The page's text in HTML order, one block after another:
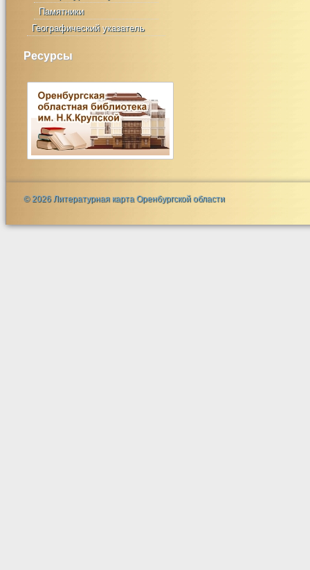
Памятники
Географический указатель
Ресурсы
© 2026 Литературная карта Оренбургской области